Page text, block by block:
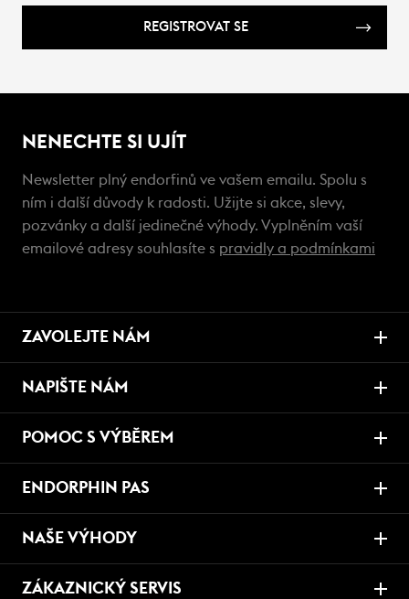
REGISTROVAT SE
NENECHTE SI UJÍT
Newsletter plný endorfinů ve vašem emailu. Spolu s
ním i další důvody k radosti. Užijte si akce, slevy,
pozvánky a další jedinečné výhody. Vyplněním vaší
emailové adresy souhlasíte s pravidly a podmínkami
ZAVOLEJTE NÁM
NAPIŠTE NÁM
POMOC S VÝBĚREM
ENDORPHIN PAS
NAŠE VÝHODY
ZÁKAZNICKÝ SERVIS